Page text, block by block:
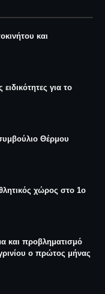
και
για το
Θέρμου
χώρος στο 1ο
και προβληματισμό
ο πρώτος μήνας